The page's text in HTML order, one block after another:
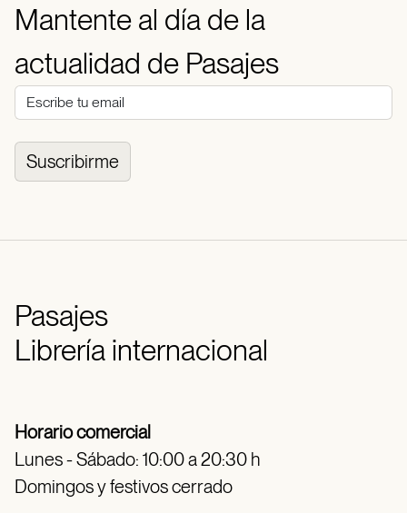
Mantente al día de la
actualidad de Pasajes
Suscribirme
Pasajes
Librería internacional
Horario comercial
Lunes - Sábado: 10:00 a 20:30 h
Domingos y festivos cerrado